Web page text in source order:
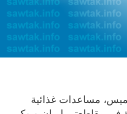
مساعدات غذائية